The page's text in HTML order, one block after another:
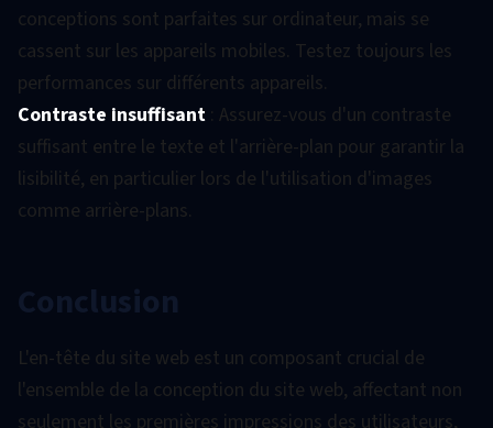
conceptions sont parfaites sur ordinateur, mais se
cassent sur les appareils mobiles. Testez toujours les
performances sur différents appareils.
Contraste insuffisant : Assurez-vous d'un contraste
suffisant entre le texte et l'arrière-plan pour garantir la
lisibilité, en particulier lors de l'utilisation d'images
comme arrière-plans.
Conclusion
L'en-tête du site web est un composant crucial de
l'ensemble de la conception du site web, affectant non
seulement les premières impressions des utilisateurs,